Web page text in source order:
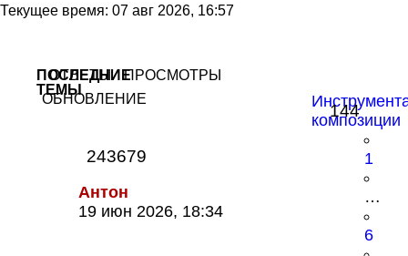
Текущее время: 07 авг 2026, 16:57
ПОСЛЕДНИЕ
ТЕМЫ
ОТВЕТЫ
ПРОСМОТРЫ
ОБНОВЛЕНИЕ
композиции
1
…
6
144
243679
Антон
19 июн 2026, 18:34